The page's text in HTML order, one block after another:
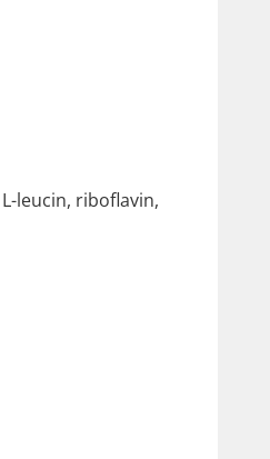
leucin, riboflavin,